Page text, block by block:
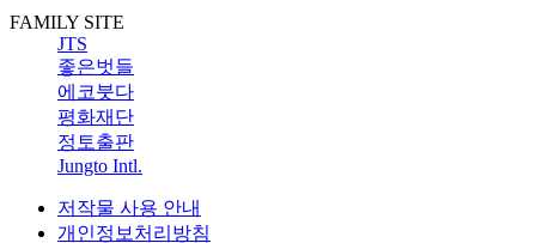
FAMILY SITE
JTS
좋은벗들
에코붓다
평화재단
정토출판
Jungto Intl.
저작물 사용 안내
개인정보처리방침